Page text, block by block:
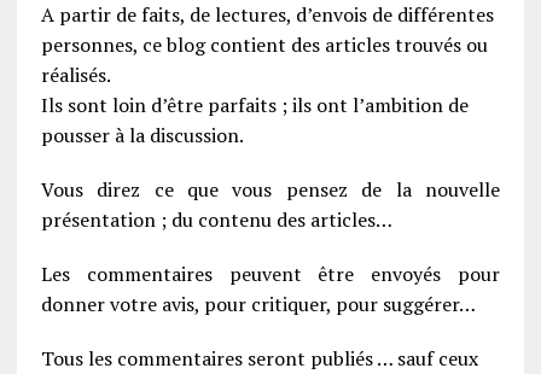
A partir de faits, de lectures, d’envois de différentes
personnes, ce blog contient des articles trouvés ou
réalisés.
Ils sont loin d’être parfaits ; ils ont l’ambition de
pousser à la discussion.
Vous direz ce que vous pensez de la nouvelle
présentation ; du contenu des articles…
Les commentaires peuvent être envoyés pour
donner votre avis, pour critiquer, pour suggérer…
Tous les commentaires seront publiés … sauf ceux